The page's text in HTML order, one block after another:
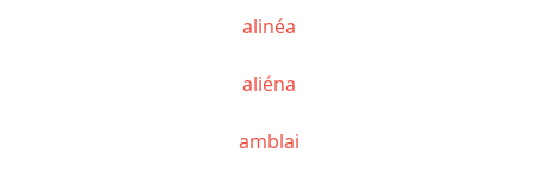
alinéa
aliéna
amblai